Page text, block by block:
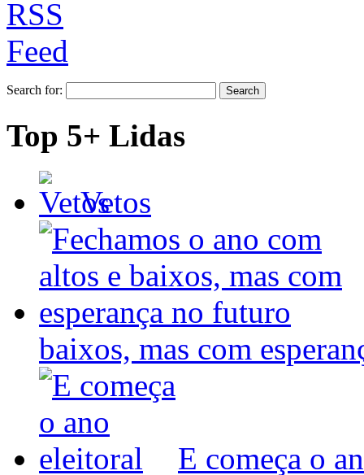
Search for:
Top 5+ Lidas
Vetos
baixos, mas com
E começa o